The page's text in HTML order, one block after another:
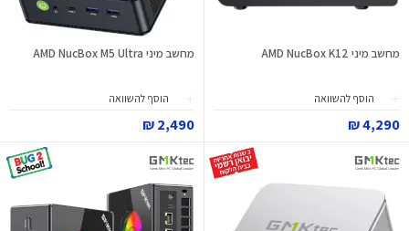
מחשב מיני AMD NucBox K12
הוסף להשוואה
4,290 ₪
מחשב מיני AMD NucBox M5 Ultra
הוסף להשוואה
2,490 ₪